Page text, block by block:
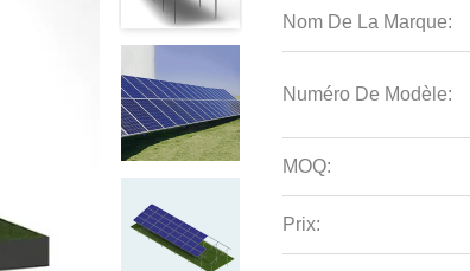
Nom De La Marque:
Numéro De Modèle:
MOQ:
Prix: